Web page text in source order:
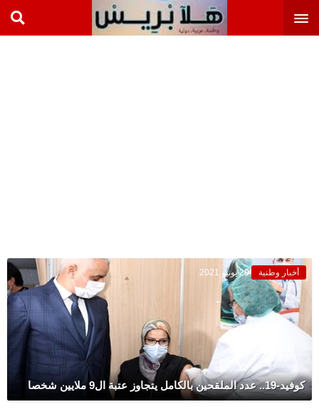
أخبار وطنية 29 يونيو 2021
كوفيد-19.. عدد الملقحين بالكامل يتجاوز عتبة ال9 ملايين شخصا